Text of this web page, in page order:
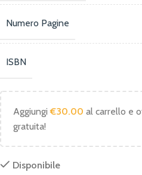
Numero Pagine
ISBN
Aggiungi€30.00 al carrello e
gratuita!
Disponibile